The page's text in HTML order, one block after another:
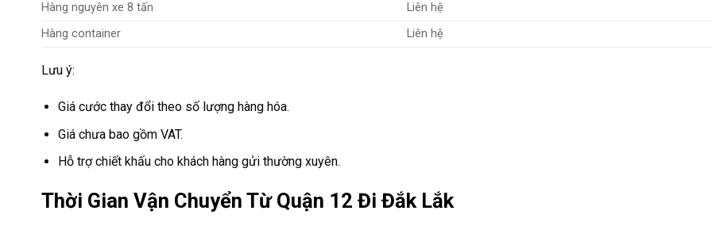
Hàng nguyên xe 8 tấn
Liên hệ
Hàng container
Liên hệ
Lưu ý:
Giá cước thay đổi theo số lượng hàng hóa.
Giá chưa bao gồm VAT.
Hỗ trợ chiết khấu cho khách hàng gửi thường xuyên.
Thời Gian Vận Chuyển Từ Quận 12 Đi Đắk Lắk